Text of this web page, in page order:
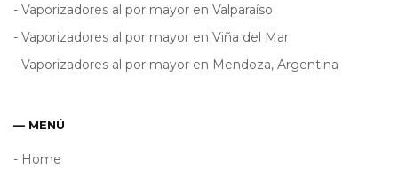
- Vaporizadores al por mayor en Valparaíso
- Vaporizadores al por mayor en Viña del Mar
- Vaporizadores al por mayor en Mendoza, Argentina
— MENÚ
- Home